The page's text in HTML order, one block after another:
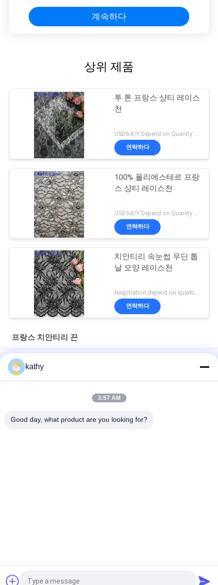
계속하다
상위 제품
투 톤 프랑스 샹티 레이스
천
USD6-8/Y Depend on Quanity MOQ:10yards
연락하다
100% 폴리에스테르 프랑
스 샹티 레이스천
연락하다
치안티리 속눈썹 무딘 톱
날 모양 레이스천
연락하다
프랑스 치안티리 끈
드레스를 편평하게 하기 위한 하늘빛 얇은 명주 그물 프랑스 샹티
레이스천
kathy
3:57 AM
Good day, what product are you looking for?